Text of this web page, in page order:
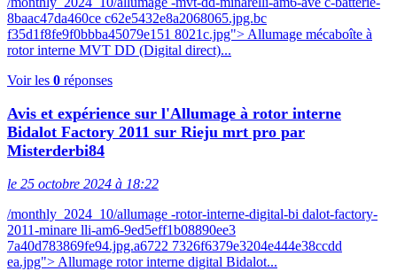
8baac47da460ce c62e5432e8a2068065.jpg.bc
f35d1f8fe9f0bbba45079e151 8021c.jpg"> Allumage mécaboîte à
rotor interne MVT DD (Digital direct)...
Voir les 0 réponses
Avis et expérience sur l'Allumage à rotor interne
Bidalot Factory 2011 sur Rieju mrt pro par
Misterderbi84
le 25 octobre 2024 à 18:22
/monthly_2024_10/allumage -rotor-interne-digital-bi dalot-factory-
2011-minare lli-am6-9ed5eff1b08890ee3
7a40d783869fe94.jpg.a6722 7326f6379e3204e444e38ccdd
ea.jpg"> Allumage rotor interne digital Bidalot...